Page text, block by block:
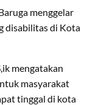
menggelar
disabilitas di Kota
mengatakan
masyarakat
tinggal di kota